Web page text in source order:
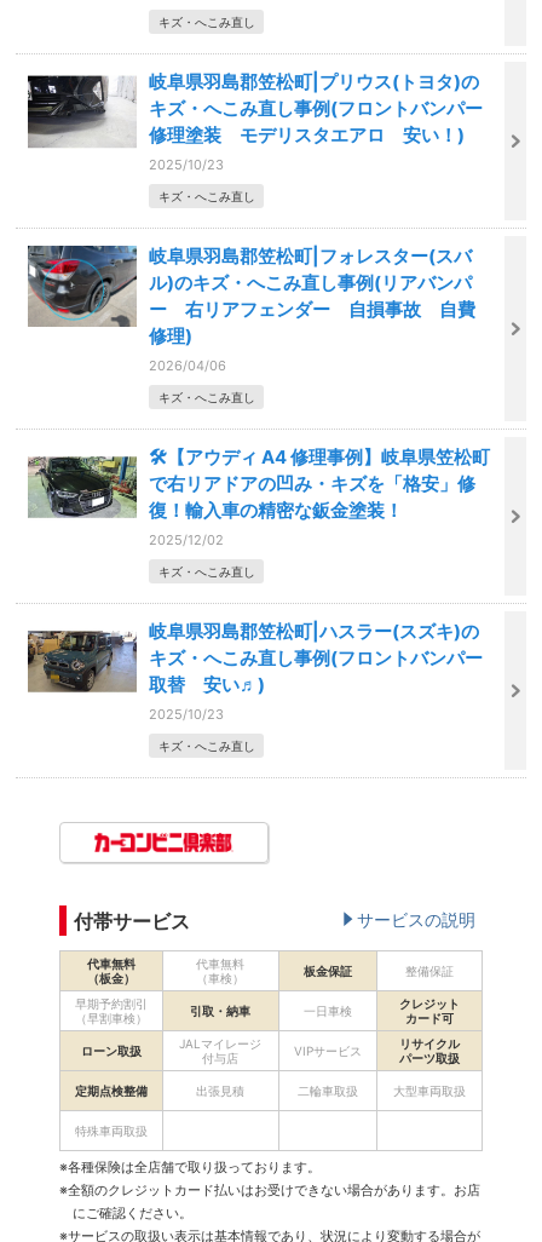
キズ・へこみ直し
岐阜県羽島郡笠松町|プリウス(トヨタ)の
キズ・へこみ直し事例(フロントバンパー
修理塗装 モデリスタエアロ 安い！)
2025/10/23
キズ・へこみ直し
岐阜県羽島郡笠松町|フォレスター(スバ
ル)のキズ・へこみ直し事例(リアバンパ
ー 右リアフェンダー 自損事故 自費
修理)
2026/04/06
キズ・へこみ直し
🛠️【アウディ A4 修理事例】岐阜県笠松町
で右リアドアの凹み・キズを「格安」修
復！輸入車の精密な鈑金塗装！
2025/12/02
キズ・へこみ直し
岐阜県羽島郡笠松町|ハスラー(スズキ)の
キズ・へこみ直し事例(フロントバンパー
取替 安い♬)
2025/10/23
キズ・へこみ直し
付帯サービス サービスの説明
代車無料
（板金）
代車無料
（車検）
板金保証 整備保証
早期予約割引
（早割車検）
引取・納車 一日車検
クレジット
カード可
ローン取扱
JALマイレージ
付与店
VIPサービス
リサイクル
パーツ取扱
定期点検整備 出張見積 二輪車取扱 大型車両取扱
特殊車両取扱
※各種保険は全店舗で取り扱っております。
※全額のクレジットカード払いはお受けできない場合があります。お店
にご確認ください。
※サービスの取扱い表示は基本情報であり、状況により変動する場合が